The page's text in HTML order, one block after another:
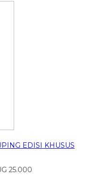
EDISI KHUSUS
25.000